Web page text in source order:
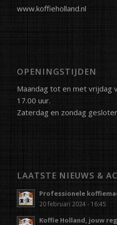
www.koffieholland.nl
OPENINGSTIJDEN
Maandag tot en met vrijdag
17.00 uur.
Zaterdag en zondag
LAATSTE NIEUWS &
Professionele
20 februari 2024 - 16:45
Koffie Holland, jouw